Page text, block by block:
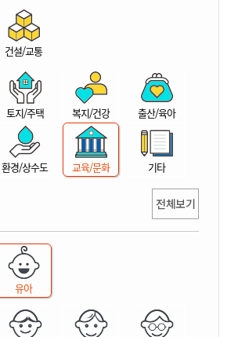
시
산
건설/교통
토지/주택 복지/건강 출산/육아
환경/상수도 교육/문화 기타
전체보기
유아